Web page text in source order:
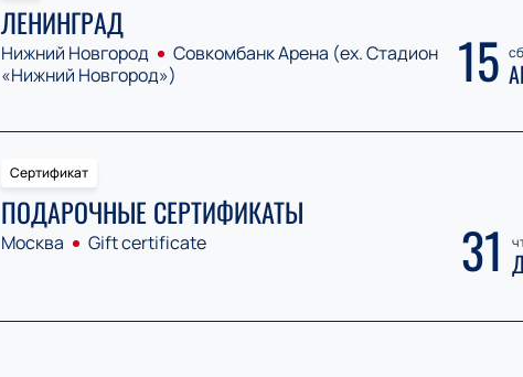
ЛЕНИНГРАД
Нижний Новгород
Совкомбанк Арена (ex. Стадион
«Нижний Новгород»)
15
Сертификат
ПОДАРОЧНЫЕ СЕРТИФИКАТЫ
Москва Gift certificate 31